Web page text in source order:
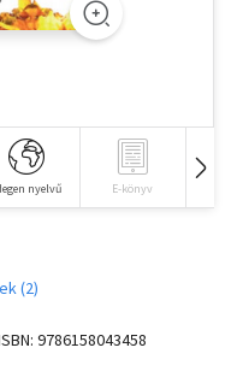
nyelvű E-könyv
(2)
9786158043458